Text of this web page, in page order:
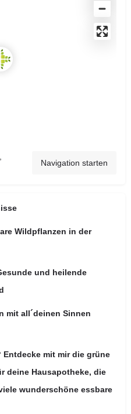
Navigation starten
Wildpflanzen in der
und heilende
mit all´deinen Sinnen
Entdecke mit mir die grüne
deine Hausapotheke, die
wunderschöne essbare